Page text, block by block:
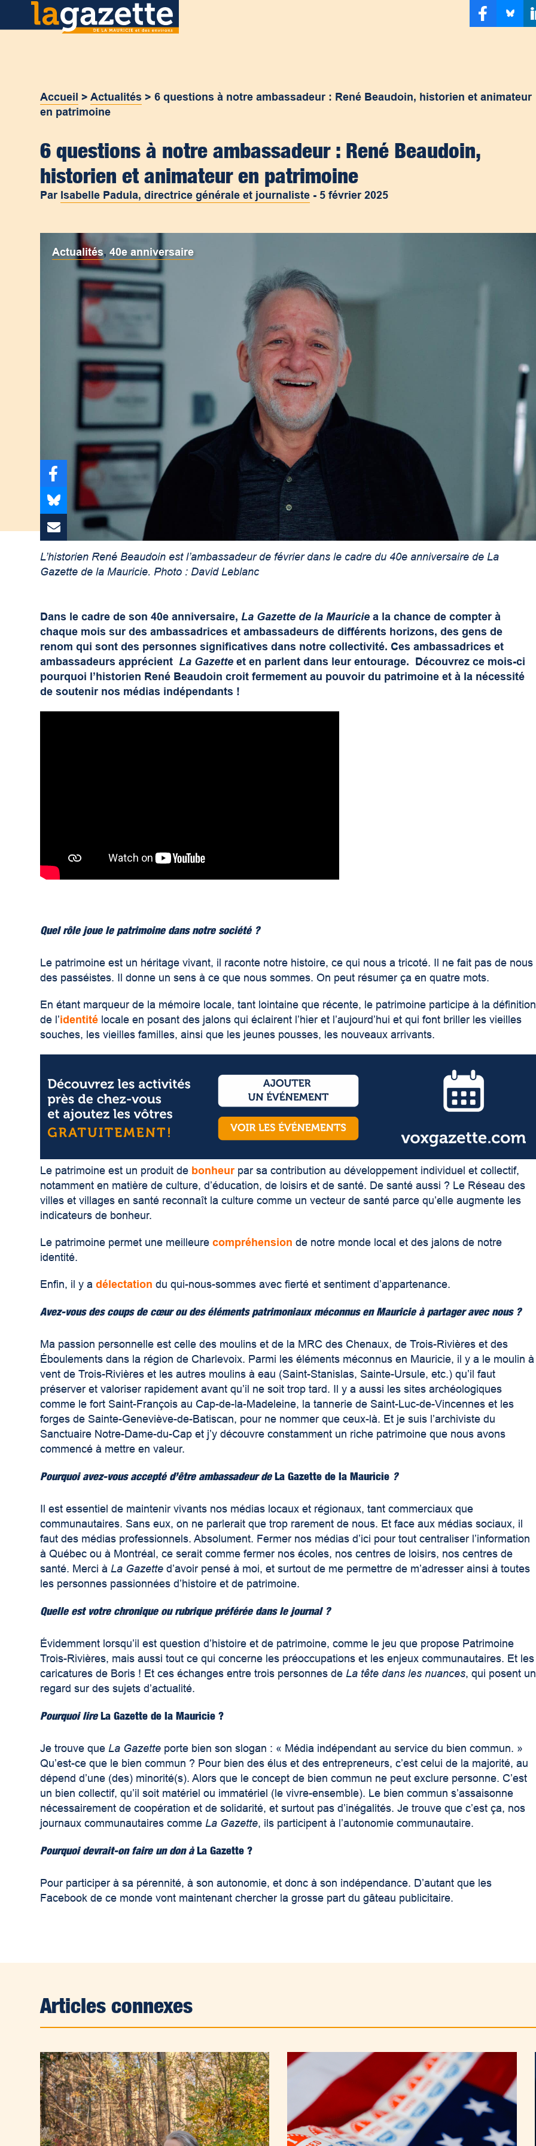
Accueil >Actualités >6 questions à notre ambassadeur : René Beaudoin, historien et animateur
en patrimoine
6 questions à notre ambassadeur : René Beaudoin,
historien et animateur en patrimoine
Par Isabelle Padula, directrice générale et journaliste - 5 février 2025
Actualités,40e anniversaire
L’historien René Beaudoin est l’ambassadeur de février dans le cadre du 40e anniversaire de La
Gazette de la Mauricie. Photo : David Leblanc
Dans le cadre de son 40e anniversaire, La Gazette de la Mauricie a la chance de compter à
chaque mois sur des ambassadrices et ambassadeurs de différents horizons, des gens de
renom qui sont des personnes significatives dans notre collectivité. Ces ambassadrices et
ambassadeurs apprécient La Gazette et en parlent dans leur entourage. Découvrez ce mois-ci
pourquoi l’historien René Beaudoin croit fermement au pouvoir du patrimoine et à la nécessité
de soutenir nos médias indépendants !
Quel rôle joue le patrimoine dans notre société ?
Le patrimoine est un héritage vivant, il raconte notre histoire, ce qui nous a tricoté. Il ne fait pas de nous
des passéistes. Il donne un sens à ce que nous sommes. On peut résumer ça en quatre mots.
En étant marqueur de la mémoire locale, tant lointaine que récente, le patrimoine participe à la définition
de l’identité locale en posant des jalons qui éclairent l’hier et l’aujourd’hui et qui font briller les vieilles
souches, les vieilles familles, ainsi que les jeunes pousses, les nouveaux arrivants.
Le patrimoine est un produit de bonheur par sa contribution au développement individuel et collectif,
notamment en matière de culture, d’éducation, de loisirs et de santé. De santé aussi ? Le Réseau des
villes et villages en santé reconnaît la culture comme un vecteur de santé parce qu’elle augmente les
indicateurs de bonheur.
Le patrimoine permet une meilleurecompréhension de notre monde local et des jalons de notre
identité.
Enfin, il y adélectation du qui-nous-sommes avec fierté et sentiment d’appartenance.
Avez-vous des coups de cœur ou des éléments patrimoniaux méconnus en Mauricie à partager avec nous ?
Ma passion personnelle est celle des moulins et de la MRC des Chenaux, de Trois-Rivières et des
Éboulements dans la région de Charlevoix. Parmi les éléments méconnus en Mauricie, il y a le moulin à
vent de Trois-Rivières et les autres moulins à eau (Saint-Stanislas, Sainte-Ursule, etc.) qu’il faut
préserver et valoriser rapidement avant qu’il ne soit trop tard. Il y a aussi les sites archéologiques
comme le fort Saint-François au Cap-de-la-Madeleine, la tannerie de Saint-Luc-de-Vincennes et les
forges de Sainte-Geneviève-de-Batiscan, pour ne nommer que ceux-là. Et je suis l’archiviste du
Sanctuaire Notre-Dame-du-Cap et j’y découvre constamment un riche patrimoine que nous avons
commencé à mettre en valeur.
Pourquoi avez-vous accepté d’être ambassadeur deLa Gazette de la Mauricie ?
Il est essentiel de maintenir vivants nos médias locaux et régionaux, tant commerciaux que
communautaires. Sans eux, on ne parlerait que trop rarement de nous. Et face aux médias sociaux, il
faut des médias professionnels. Absolument. Fermer nos médias d’ici pour tout centraliser l’information
à Québec ou à Montréal, ce serait comme fermer nos écoles, nos centres de loisirs, nos centres de
santé. Merci àLa Gazette d’avoir pensé à moi, et surtout de me permettre de m’adresser ainsi à toutes
les personnes passionnées d’histoire et de patrimoine.
Quelle est votre chronique ou rubrique préférée dans le journal ?
Évidemment lorsqu’il est question d’histoire et de patrimoine, comme le jeu que propose Patrimoine
Trois-Rivières, mais aussi tout ce qui concerne les préoccupations et les enjeux communautaires. Et les
caricatures de Boris ! Et ces échanges entre trois personnes deLa tête dans les nuances, qui posent un
regard sur des sujets d’actualité.
Pourquoi lireLa Gazette de la Mauricie ?
Je trouve queLa Gazette porte bien son slogan : « Média indépendant au service du bien commun. »
Qu’est-ce que le bien commun ? Pour bien des élus et des entrepreneurs, c’est celui de la majorité, au
dépend d’une (des) minorité(s). Alors que le concept de bien commun ne peut exclure personne. C’est
un bien collectif, qu’il soit matériel ou immatériel (le vivre-ensemble). Le bien commun s’assaisonne
nécessairement de coopération et de solidarité, et surtout pas d’inégalités. Je trouve que c’est ça, nos
journaux communautaires commeLa Gazette, ils participent à l’autonomie communautaire.
Pourquoi devrait-on faire un don àLa Gazette ?
Pour participer à sa pérennité, à son autonomie, et donc à son indépendance. D’autant que les
Facebook de ce monde vont maintenant chercher la grosse part du gâteau publicitaire.
Articles connexes